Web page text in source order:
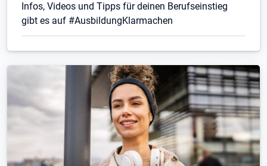
Infos, Videos und Tipps für deinen Berufseinstieg
gibt es auf #AusbildungKlarmachen